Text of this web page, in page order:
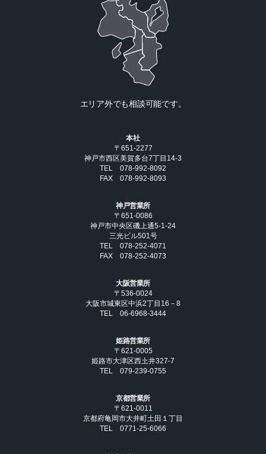
エリア外でも相談可能です。
本社
〒651-2277
神戸市西区美賀多台7丁目14-3
TEL 078-992-8092
FAX 078-992-8093
神戸営業所
〒651-0086
神戸市中央区磯上通5-1-24
三光ビル501号
TEL 078-252-4071
FAX 078-252-4073
大阪営業所
〒536-0024
大阪市城東区中浜2丁目16－8
TEL 06-6968-3444
姫路営業所
〒621-0005
姫路市大津区西土井327-7
TEL 079-239-0755
京都営業所
〒621-0011
京都府亀岡市大井町土田１丁目
TEL 0771-25-6066